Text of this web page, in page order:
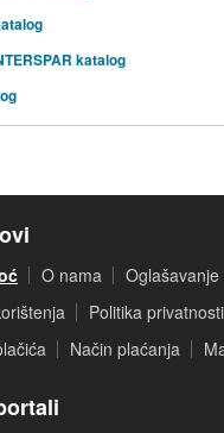
katalog
O nama
Oglašavanje
Politika privatnosti
Način plaćanja